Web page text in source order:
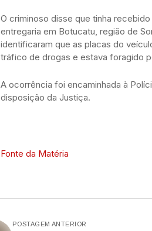
O criminoso disse que tinha
entregaria em Botucatu, região de
identificaram que as placas do
tráfico de drogas e estava foragido
A ocorrência foi encaminhada à
disposição da Justiça.
Fonte da Matéria
POSTAGEM ANTERIOR